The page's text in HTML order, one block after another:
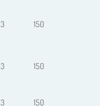
3 150
3 150
3 150